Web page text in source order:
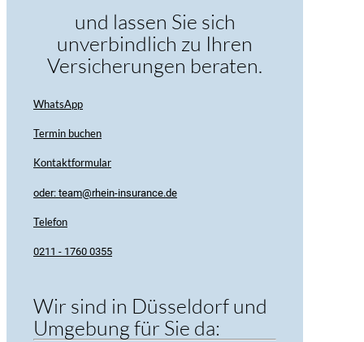
und lassen Sie sich
unverbindlich zu Ihren
Versicherungen beraten.
WhatsApp
Termin buchen
Kontaktformular
oder: team@rhein-insurance.de
Telefon
0211 - 1760 0355
Wir sind in Düsseldorf und
Umgebung für Sie da: